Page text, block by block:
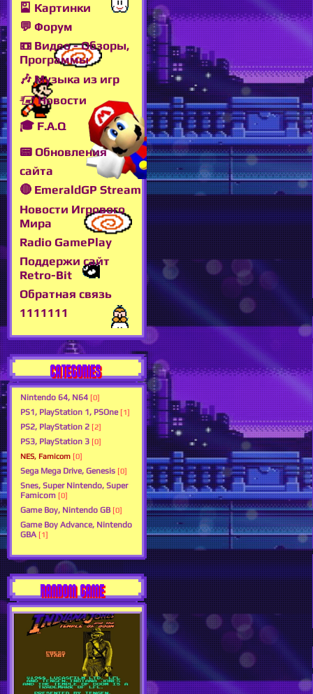
🎴 Картинки
💬 Форум
📼 Видео - Обзоры,
Программы
🎶 Музыка из игр
🖅 Новости
🎓 F.A.Q
📟 Обновления
сайта
🔴 EmeraldGP Stream
Новости Игрового
Мира
Radio GamePlay
Поддержи сайт
Retro-Bit
Обратная связь
1111111
CATEGORIES
Nintendo 64, N64 [0]
PS1, PlayStation 1, PSOne [1]
PS2, PlayStation 2 [2]
PS3, PlayStation 3 [0]
NES, Famicom [0]
Sega Mega Drive, Genesis [0]
Snes, Super Nintendo, Super
Famicom [0]
Game Boy, Nintendo GB [0]
Game Boy Advance, Nintendo
GBA [1]
RANDOM GAME